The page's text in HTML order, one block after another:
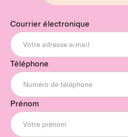
Courrier électronique
Téléphone
Prénom